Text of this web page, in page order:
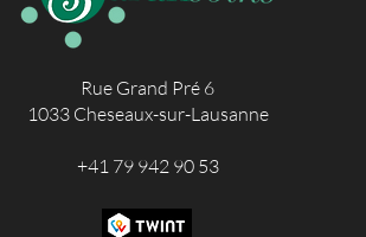
Rue Grand Pré 6
1033 Cheseaux-sur-Lausanne
+41 79 942 90 53